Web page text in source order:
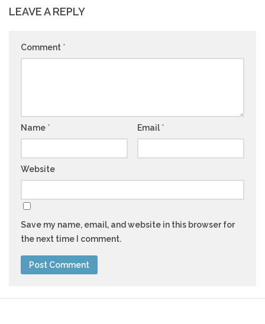
LEAVE A REPLY
Comment *
Name * Email *
Website
Save my name, email, and website in this browser for
the next time I comment.